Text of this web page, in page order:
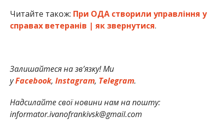
Читайте також: При ОДА створили управління у
справах ветеранів | як звернутися.
Залишайтеся на зв’язку! Ми
уFacebook, Instagram, Telegram.
Надсилайте свої новини нам на пошту:
informator.ivanofrankivsk@gmail.com